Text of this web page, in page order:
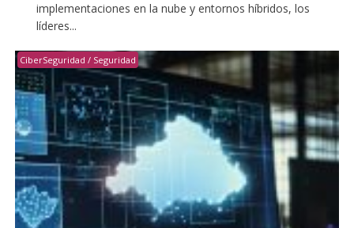
implementaciones en la nube y entornos híbridos, los
líderes...
CiberSeguridad / Seguridad